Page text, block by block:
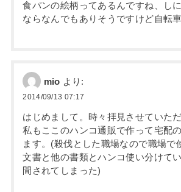
食パンの絵柄ってあるんですね、し
ならなんでもありそうですけど自転
mio より:
2014/09/13 07:17
はじめまして。時々拝見させていただ
私もここのハンコ通販で作って宅配
ます。(殺伐とした職場なので職場で
文書と他の書類とハンコ使い分けて
間されてしまった)